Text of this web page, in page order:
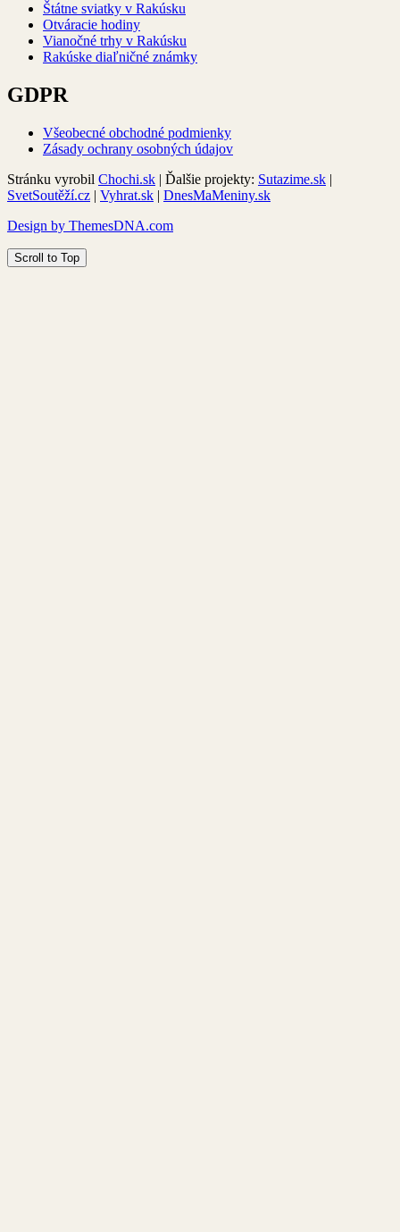
Štátne sviatky v Rakúsku
Otváracie hodiny
Vianočné trhy v Rakúsku
Rakúske diaľničné známky
GDPR
Všeobecné obchodné podmienky
Zásady ochrany osobných údajov
Stránku vyrobil Chochi.sk | Ďalšie projekty: Sutazime.sk |
SvetSoutěží.cz | Vyhrat.sk | DnesMaMeniny.sk
Design by ThemesDNA.com
Scroll to Top